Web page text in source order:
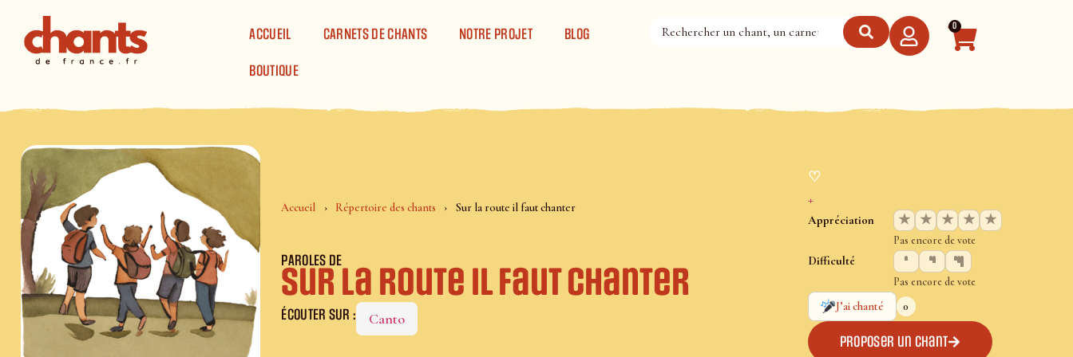
ACCUEIL
CARNETS DE CHANTS NOTRE PROJET BLOG
BOUTIQUE
0
Accueil Répertoire des chants Sur la route il faut chanter
PAROLES DE
Sur la route il faut chanter
ÉCOUTER SUR : Canto
♡
+
Appréciation ★ ★ ★ ★ ★
Pas encore de vote
Difficulté
Pas encore de vote
J’ai chanté
0
Proposer un chant